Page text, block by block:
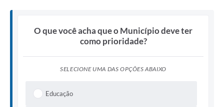
O que você acha que o Município deve ter
como prioridade?
SELECIONE UMA DAS OPÇÕES ABAIXO
Educação